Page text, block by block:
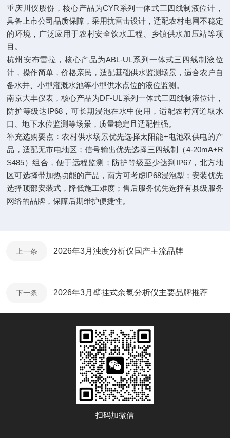
重庆川仪股份，核心产品为CYR系列一体式三四线制液位计，
具备上市公司品质保障，采用抗雷击设计，适配农村电网不稳定
的环境，广泛应用于农村安全饮水工程、乡镇供水加压站等项
目。
杭州安布雷拉，核心产品为ABL-UL系列一体式三四线制液位
计，操作简单，价格亲民，适配基础供水监测场景，适合农户自
备水井、小型灌溉水池等小型供水点位的液位监测。
南京大丰仪表，核心产品为DF-UL系列一体式三四线制液位计，
防护等级达IP68，可长期浸泡在水中使用，适配农村河道取水
口、地下水位监测等场景，质量稳定且适配性强。
补充选购要点：农村供水场景优先选择太阳能+电池双供电的产
品，适配无市电地区；信号输出优先选择三四线制（4-20mA+R
S485）组合，便于远程监测；防护等级至少达到IP67，北方地
区可选择带加热功能的产品，南方可考虑IP68浸泡型；安装优先
选择顶部安装式，降低施工难度；售后服务优先选择有县级服务
网络的品牌，保障后期维护便捷性。
上一条 2026年3月浊度分析仪国产主流品牌​
下一条 2026年3月壁挂式余氯分析仪主要品牌推荐​
扫码加微信